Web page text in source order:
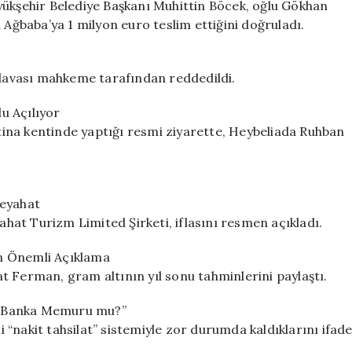
Belediye Başkanı Muhittin Böcek, oğlu Gökhan
1 milyon euro teslim ettiğini doğruladı.
mahkeme tarafından reddedildi.
Açılıyor
kentinde yaptığı resmi ziyarette, Heybeliada Ruhban
Turizm Limited Şirketi, iflasını resmen açıkladı.
Açıklama
gram altının yıl sonu tahminlerini paylaştı.
Memuru mu?”
tahsilat” sistemiyle zor durumda kaldıklarını ifade